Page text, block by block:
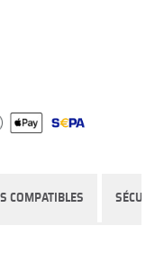
COMPATIBLES